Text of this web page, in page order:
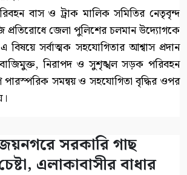
বাস ও ট্রাক মালিক সমিতির নেতৃবৃন্দ
প্রতিরোধে জেলা পুলিশের চলমান উদ্যোগকে
বিষয়ে সর্বাত্মক সহযোগিতার আশ্বাস প্রদান
নিরাপদ ও সুশৃঙ্খল সড়ক পরিবহন
পারস্পরিক সমন্বয় ও সহযোগিতা বৃদ্ধির ওপর
সরকারি গাছ
এলাকাবাসীর বাধার